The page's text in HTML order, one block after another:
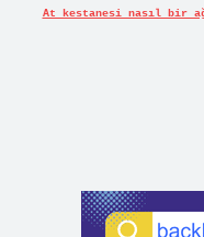
At kestanesi nasıl bir